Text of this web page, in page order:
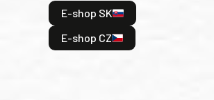
E-shop SK
E-shop CZ